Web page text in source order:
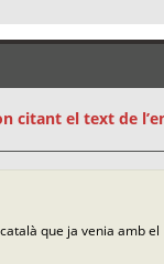
citant el text de
que ja venia amb el